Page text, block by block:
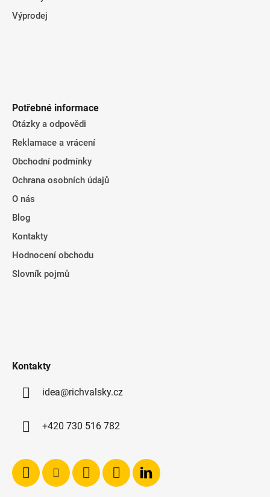
Výprodej
Potřebné informace
Otázky a odpovědi
Reklamace a vrácení
Obchodní podmínky
Ochrana osobních údajů
O nás
Blog
Kontakty
Hodnocení obchodu
Slovník pojmů
Kontakty
idea@richvalsky.cz
+420 730 516 782